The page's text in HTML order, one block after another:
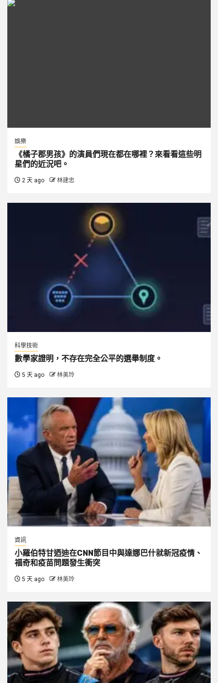
娛樂
《橘子郡男孩》的演員們現在都在哪裡？來看看這些明
星們的近況吧。
2 天 ago 林建忠
科學技術
數學家證明，不存在完全公平的選舉制度。
5 天 ago 林美玲
資訊
小羅伯特甘迺迪在CNN節目中與達娜巴什就新冠疫情、
福奇和疫苗問題發生衝突
5 天 ago 林美玲